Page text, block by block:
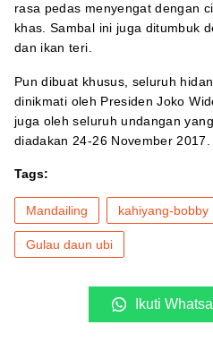
rasa pedas menyengat dengan
khas. Sambal ini juga ditumbuk
dan ikan teri.
Pun dibuat khusus, seluruh
dinikmati oleh Presiden Joko
juga oleh seluruh undangan
diadakan 24-26 November
Tags:
Mandailing kahiyang-bobby
Gulau daun ubi
Ikuti